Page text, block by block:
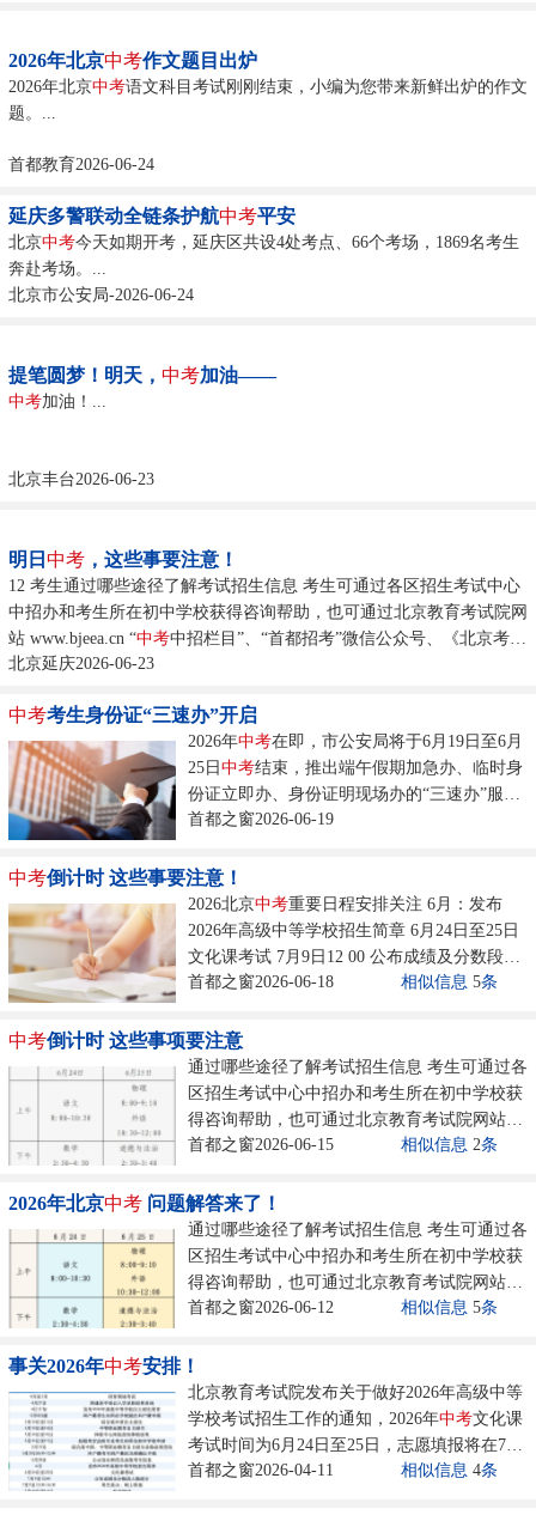
2026年北京中考作文题目出炉
2026年北京中考语文科目考试刚刚结束，小编为您带来新鲜出炉的作文
题。...
首都教育2026-06-24
延庆多警联动全链条护航中考平安
北京中考今天如期开考，延庆区共设4处考点、66个考场，1869名考生
奔赴考场。...
北京市公安局-2026-06-24
提笔圆梦！明天， 中考加油——
中考加油！...
北京丰台2026-06-23
明日 中考 ，这些事要注意！
12 考生通过哪些途径了解考试招生信息 考生可通过各区招生考试中心
中招办和考生所在初中学校获得咨询帮助，也可通过北京教育考试院网
站 www.bjeea.cn “中考中招栏目”、“首都招考”微信公众号、《北京考试
报·中招特刊》等多种渠道了解、获取相关信息。...
北京延庆2026-06-23
中考考生身份证“三速办”开启
2026年中考在即，市公安局将于6月19日至6月
25日 中考结束，推出端午假期加急办、临时身
份证立即办、身份证明现场办的“三速办”服
务，全力为广大考生提供办证保障。...
首都之窗2026-06-19
中考倒计时 这些事要注意！
2026北京中考重要日程安排关注 6月：发布
2026年高级中等学校招生简章 6月24日至25日
文化课考试 7月9日12 00 公布成绩及分数段人
数统计 7月9日13 30-16 30 考生查分、网上咨
首都之窗2026-06-18 相似信息 5条
中考倒计时 这些事项要注意
通过哪些途径了解考试招生信息 考生可通过各
区招生考试中心中招办和考生所在初中学校获
得咨询帮助，也可通过北京教育考试院网站
www.bjeea.cn “中考中招栏目”、“首都招考”微
渠道了解、获取相关信息。......
首都之窗2026-06-15 相似信息 2条
2026年北京中考 问题解答来了！
通过哪些途径了解考试招生信息 考生可通过各
区招生考试中心中招办和考生所在初中学校获
得咨询帮助，也可通过北京教育考试院网站
（www.bjeea.cn）“中考
中招”栏目、“首都招
多种渠道了解、获取相关信息。......
首都之窗2026-06-12 相似信息 5条
事关2026年中考安排！
北京教育考试院发布关于做好2026年高级中等
学校考试招生工作的通知，2026年中考文化课
考试时间为6月24日至25日，志愿填报将在7月
13日至17日进行。...
首都之窗2026-04-11 相似信息 4条